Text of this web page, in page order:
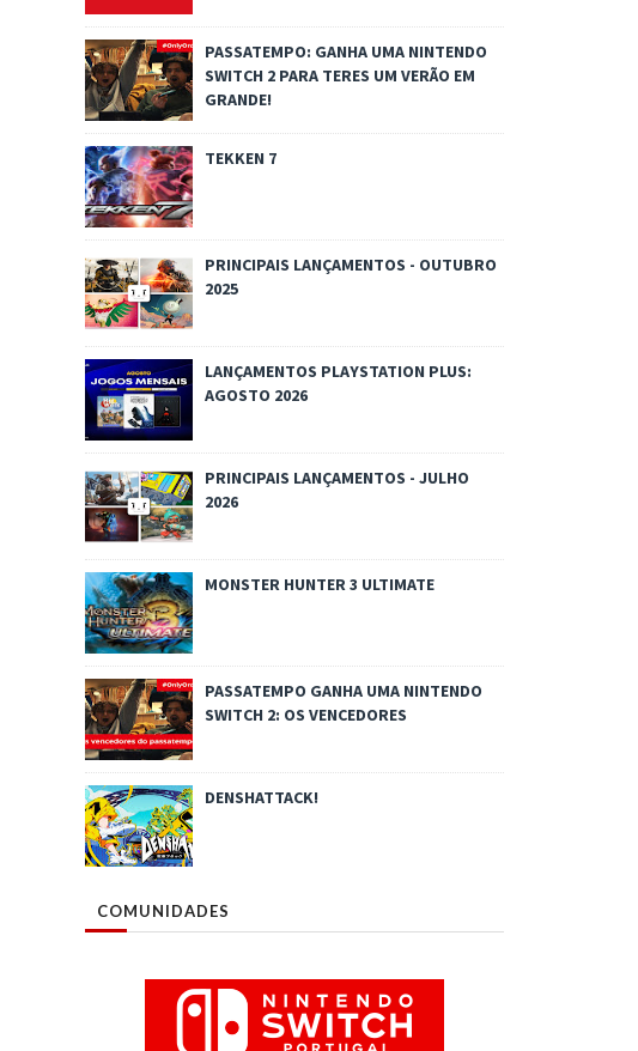
PASSATEMPO: GANHA UMA NINTENDO
SWITCH 2 PARA TERES UM VERÃO EM
GRANDE!
TEKKEN 7
PRINCIPAIS LANÇAMENTOS - OUTUBRO
2025
LANÇAMENTOS PLAYSTATION PLUS:
AGOSTO 2026
PRINCIPAIS LANÇAMENTOS - JULHO
2026
MONSTER HUNTER 3 ULTIMATE
PASSATEMPO GANHA UMA NINTENDO
SWITCH 2: OS VENCEDORES
DENSHATTACK!
COMUNIDADES